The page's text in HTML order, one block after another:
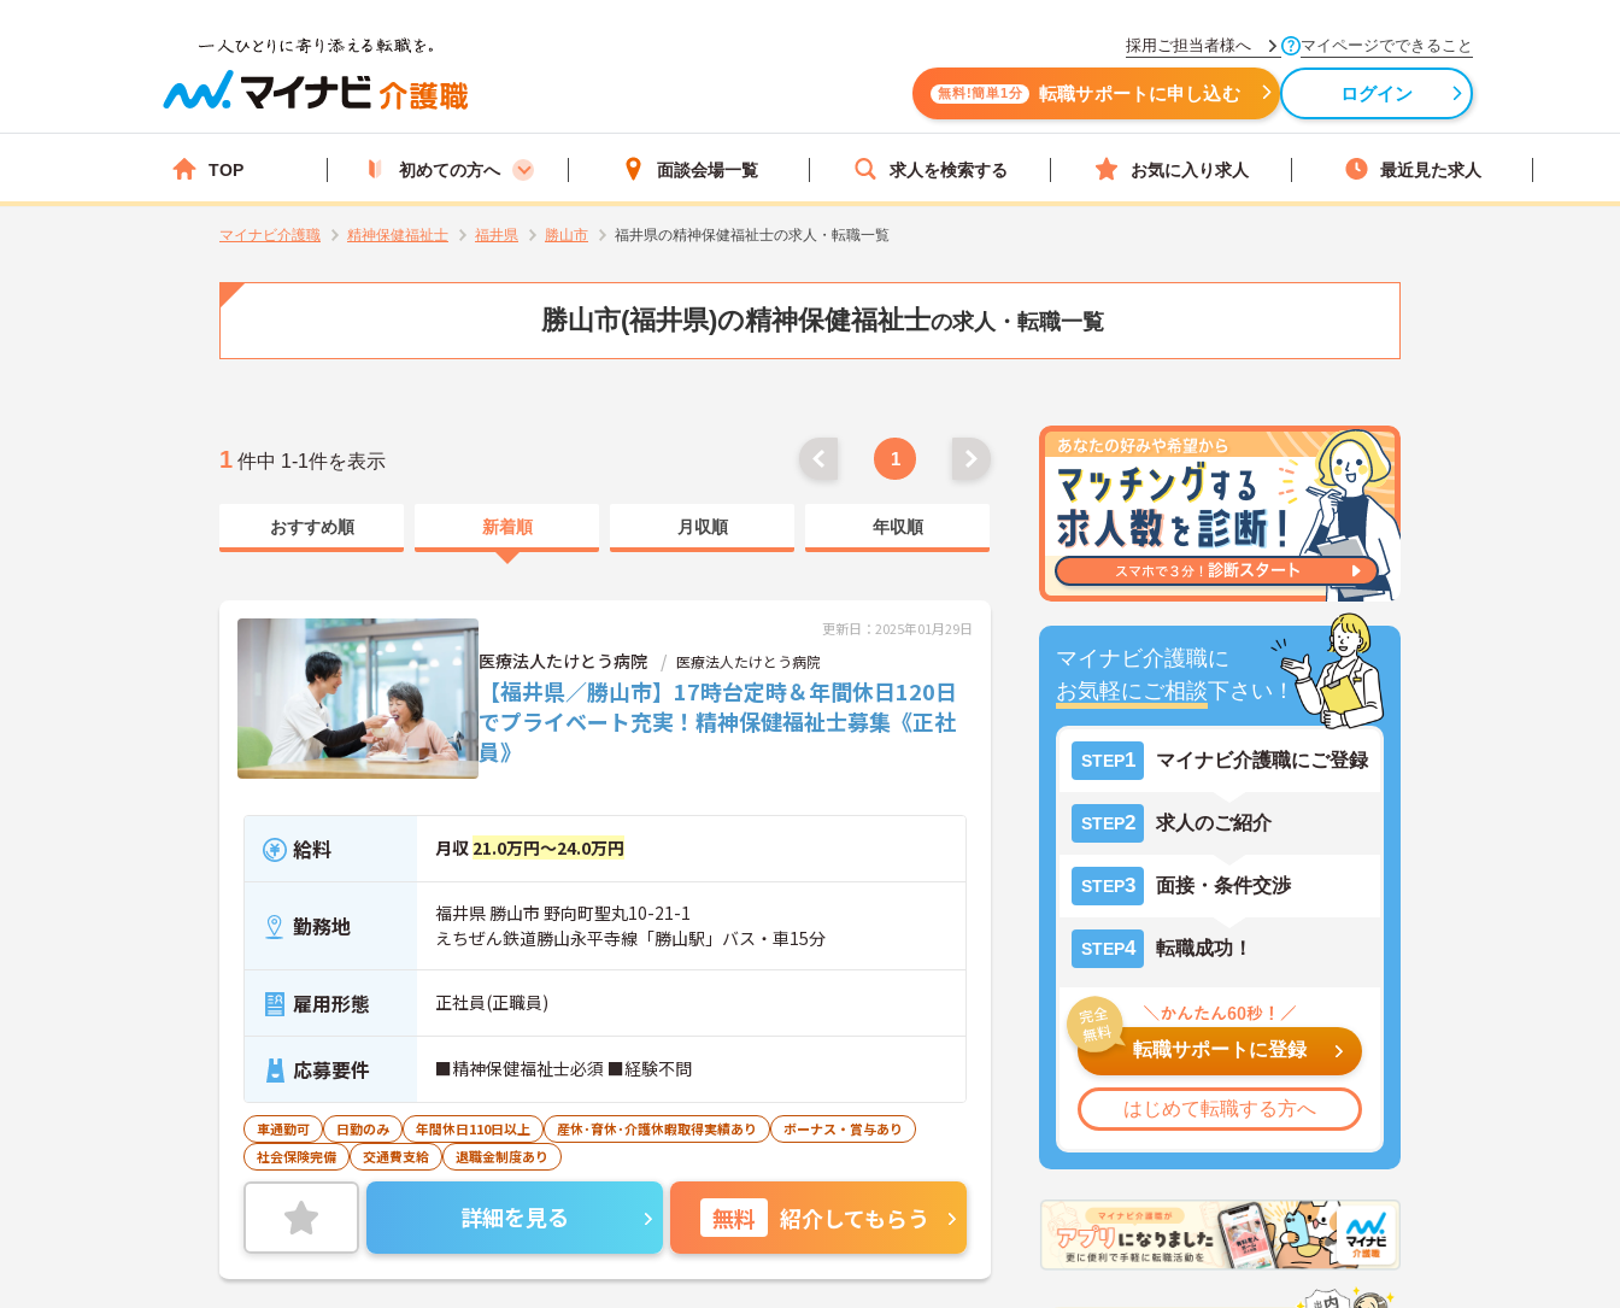
採用ご担当者様へ マイページでできること
無料!簡単1分 転職サポートに申し込む ログイン
TOP 初めての方へ 面談会場一覧 求人を検索する お気に入り求人 最近見た求人
マイナビ介護職 精神保健福祉士 福井県 勝山市 福井県の精神保健福祉士の求人・転職一覧
勝山市(福井県)の精神保健福祉士の求人・転職一覧
マイナビ介護職に
お気軽にご相談下さい！
STEP1 マイナビ介護職にご登録
STEP2 求人のご紹介
STEP3 面接・条件交渉
STEP4 転職成功！
転職サポートに登録
はじめて転職する方へ
1 件中 1-1件を表示 1
おすすめ順 新着順 月収順 年収順
更新日：2025年01月29日
医療法人たけとう病院 医療法人たけとう病院
【福井県／勝山市】17時台定時＆年間休日120日
でプライベート充実！精神保健福祉士募集《正社
員》
給料 月収 21.0万円～24.0万円
勤務地
福井県 勝山市 野向町聖丸10-21-1
えちぜん鉄道勝山永平寺線「勝山駅」バス・車15分
雇用形態 正社員(正職員)
応募要件 ■精神保健福祉士必須 ■経験不問
車通勤可 日勤のみ 年間休日110日以上 産休･育休･介護休暇取得実績あり
ボーナス・賞与あり
社会保険完備
交通費支給 退職金制度あり
詳細を見る 無料 紹介してもらう